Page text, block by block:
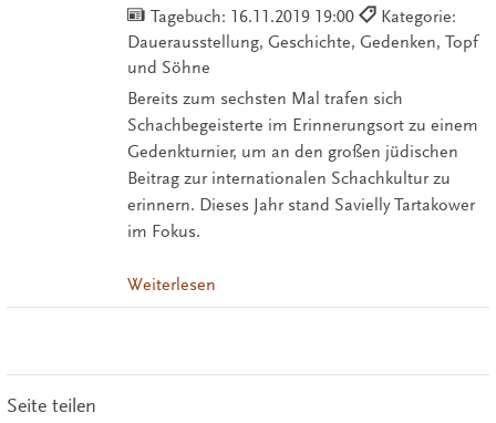
Tagebuch: 16.11.2019 19:00
Kategorie:
Dauerausstellung, Geschichte, Gedenken, Topf
und Söhne
Bereits zum sechsten Mal trafen sich
Schachbegeisterte im Erinnerungsort zu einem
Gedenkturnier, um an den großen jüdischen
Beitrag zur internationalen Schachkultur zu
erinnern. Dieses Jahr stand Savielly Tartakower
im Fokus.
Weiterlesen
Seite teilen